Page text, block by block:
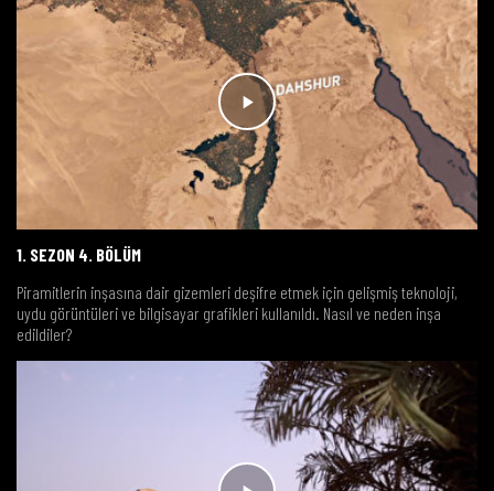
1. SEZON 4. BÖLÜM
Piramitlerin inşasına dair gizemleri deşifre etmek için gelişmiş teknoloji,
uydu görüntüleri ve bilgisayar grafikleri kullanıldı. Nasıl ve neden inşa
edildiler?